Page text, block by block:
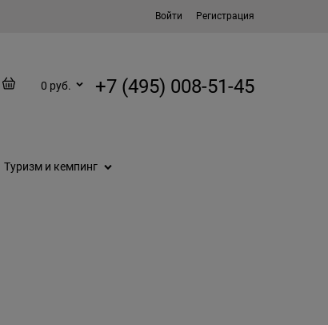
Войти Регистрация
0 руб. +7 (495) 008-51-45
Туризм и кемпинг